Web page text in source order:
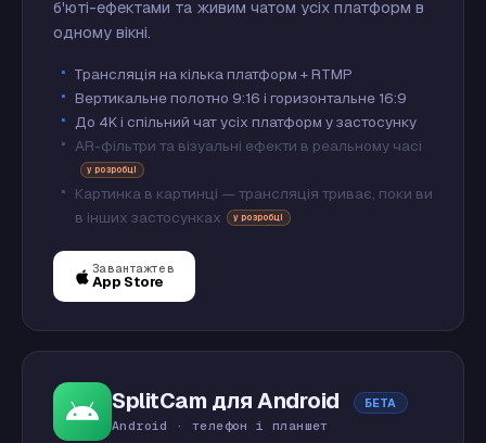
б'юті-ефектами та живим чатом усіх платформ в
одному вікні.
Трансляція на кілька платформ + RTMP
Вертикальне полотно 9:16 і горизонтальне 16:9
До 4K і спільний чат усіх платформ у застосунку
AR-фільтри та візуальні ефекти в реальному часі
у розробці
Картинка в картинці — трансляція триває, поки ви
в інших застосунках
у розробці
Завантажте в
App Store
SplitCam для Android БЕТА
Android · телефон і планшет